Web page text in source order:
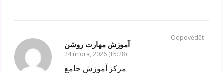
آموزش مهارت روشن
24 února, 2026 (15:28)
مرکز آموزش جامع
Odpovědět